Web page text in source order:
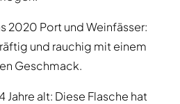
2020 Port und Weinfässer:
und rauchig mit einem
Geschmack.
alt: Diese Flasche hat